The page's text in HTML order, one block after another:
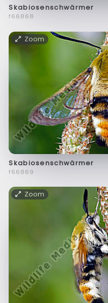
Skabiosenschwärmer
f66868
Zoom
Skabiosenschwärmer
f66869
Zoom